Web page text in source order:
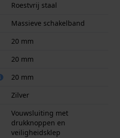
Roestvrij staal
Massieve schakelband
20 mm
20 mm
20 mm
Zilver
Vouwsluiting met
drukknoppen en
veiligheidsklep